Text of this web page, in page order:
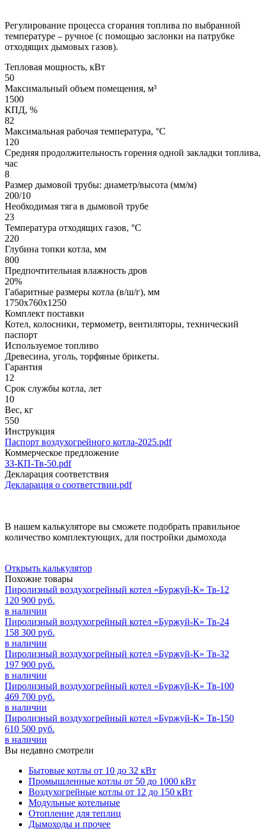
Регулирование процесса сгорания топлива по выбранной
температуре – ручное (с помощью заслонки на патрубке
отходящих дымовых газов).
Тепловая мощность, кВт
50
Максимальный объем помещения, м³
1500
КПД, %
82
Максимальная рабочая температура, °С
120
Средняя продолжительность горения одной закладки топлива,
час
8
Размер дымовой трубы: диаметр/высота (мм/м)
200/10
Необходимая тяга в дымовой трубе
23
Температура отходящих газов, °С
220
Глубина топки котла, мм
800
Предпочтительная влажность дров
20%
Габаритные размеры котла (в/ш/г), мм
1750x760x1250
Комплект поставки
Котел, колосники, термометр, вентиляторы, технический
паспорт
Используемое топливо
Древесина, уголь, торфяные брикеты.
Гарантия
12
Срок службы котла, лет
10
Вес, кг
550
Инструкция
Паспорт воздухогрейного котла-2025.pdf
Коммерческое предложение
ЗЗ-КП-Тв-50.pdf
Декларация соответствия
Декларация о соответствии.pdf
В нашем калькуляторе вы сможете подобрать правильное
количество комплектующих, для постройки дымохода
Открыть калькулятор
Похожие товары
Пиролизный воздухогрейный котел «Буржуй-К» Тв-12
120 900 руб.
в наличии
Пиролизный воздухогрейный котел «Буржуй-К» Тв-24
158 300 руб.
в наличии
Пиролизный воздухогрейный котел «Буржуй-К» Тв-32
197 900 руб.
в наличии
Пиролизный воздухогрейный котел «Буржуй-К» Тв-100
469 700 руб.
в наличии
Пиролизный воздухогрейный котел «Буржуй-К» Тв-150
610 500 руб.
в наличии
Вы недавно смотрели
Бытовые котлы от 10 до 32 кВт
Промышленные котлы от 50 до 1000 кВт
Воздухогрейные котлы от 12 до 150 кВт
Модульные котельные
Отопление для теплиц
Дымоходы и прочее